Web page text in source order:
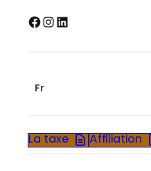
Facebook InstagramLinkedIn
Fr
La taxe Affiliation